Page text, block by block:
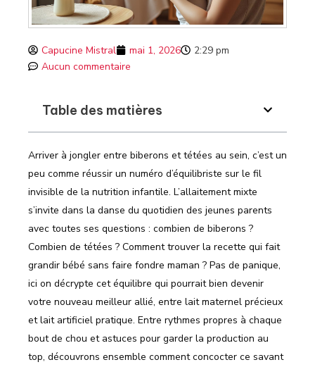
Capucine Mistral mai 1, 2026
2:29 pm
Aucun commentaire
Table des matières
Arriver à jongler entre biberons et tétées au sein, c’est un
peu comme réussir un numéro d’équilibriste sur le fil
invisible de la nutrition infantile. L’allaitement mixte
s’invite dans la danse du quotidien des jeunes parents
avec toutes ses questions : combien de biberons ?
Combien de tétées ? Comment trouver la recette qui fait
grandir bébé sans faire fondre maman ? Pas de panique,
ici on décrypte cet équilibre qui pourrait bien devenir
votre nouveau meilleur allié, entre lait maternel précieux
et lait artificiel pratique. Entre rythmes propres à chaque
bout de chou et astuces pour garder la production au
top, découvrons ensemble comment concocter ce savant